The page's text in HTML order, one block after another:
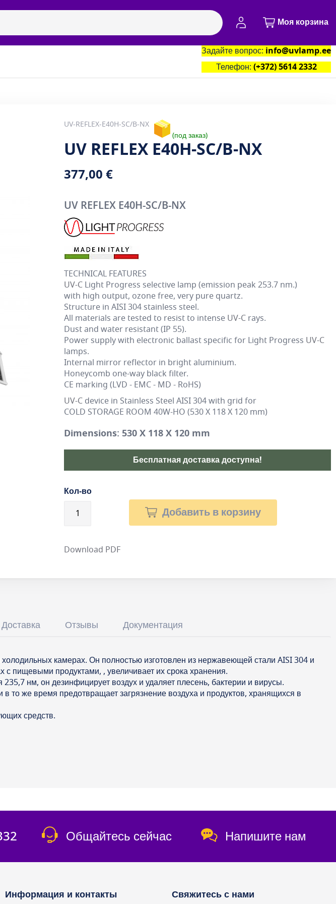
Моя учётная запись
Моя корзина
Задайте вопрос: info@uvlamp.ee
Телефон: (+372) 5614 2332
UV-REFLEX-E40H-SC/B-NX
под заказ
UV REFLEX E40H-SC/B-NX
377,00 €
UV REFLEX E40H-SC/B-NX
TECHNICAL FEATURES
UV-C Light Progress selective lamp (emission peak 253.7 nm.)
with high output, ozone free, very pure quartz.
Structure in AISI 304 stainless steel.
All materials are tested to resist to intense UV-C rays.
Dust and water resistant (IP 55).
Power supply with electronic ballast specific for Light Progress UV-C
lamps.
Internal mirror reflector in bright aluminium.
Honeycomb one-way black filter.
CE marking (LVD - EMC - MD - RoHS)
UV-C device in Stainless Steel AISI 304 with grid for
COLD STORAGE ROOM 40W-HO (530 X 118 X 120 mm)
Dimensions: 530 X 118 X 120 mm
Бесплатная доставка доступна!
Кол-во
Добавить в корзину
Download PDF
Доставка Отзывы Документация
камерах. Он полностью изготовлен из нержавеющей стали AISI 304 и
пищевыми продуктами, , увеличивает их срока хранения.
235,7 нм, он дезинфицирует воздух и удаляет плесень, бактерии и вирусы.
то же время предотвращает загрязнение воздуха и продуктов, хранящихся в
средств.
Общайтесь сейчас Напишите нам
Информация и контакты Свяжитесь с нами